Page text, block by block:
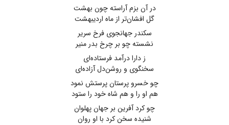
در آن بزم آراسته چون بهشت
گل افشان‌تر از ماه اردیبهشت
سکندر جهانجوی فرخ سریر
نشسته چو بر چرخ بدر منیر
ز دارا درآمد فرستاده‌ای
سخنگوی و روشن‌دل آزاده‌ای
چو خسرو پرستان پرستش نمود
هم او را و هم شاه خود را ستود
چو کرد آفرین بر جهان پهلوان
شنیده سخن کرد با او روان